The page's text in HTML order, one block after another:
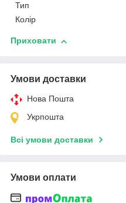
Тип
Колір
Приховати
Умови доставки
Нова Пошта
Укрпошта
Всі умови доставки
Умови оплати